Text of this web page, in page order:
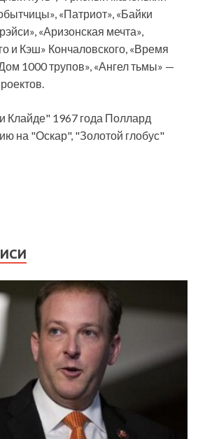
«Патриот», «Байки
«Аризонская мечта»,
и Кэш» Кончаловского, «Время
1000 трупов», «Ангел тьмы» —
Клайде" 1967 года Поллард
на "Оскар", "Золотой глобус"